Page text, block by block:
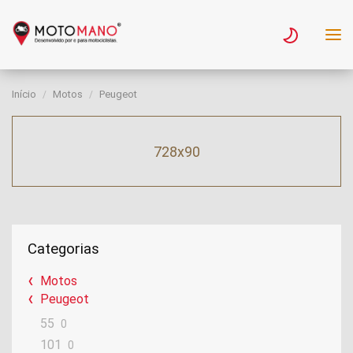
Início Motos Peugeot
728x90
Categorias
Motos
Peugeot
55
0
101 0